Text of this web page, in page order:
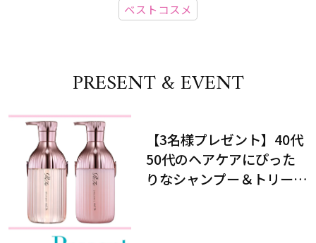
ベストコスメ
PRESENT & EVENT
【3名様プレゼント】40代
50代のヘアケアにぴった
りなシャンプー＆トリート